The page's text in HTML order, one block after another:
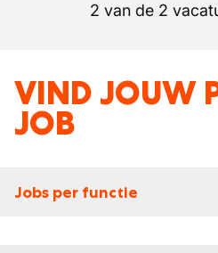
2 van de 2
VIND JOUW
JOB
Jobs per functie